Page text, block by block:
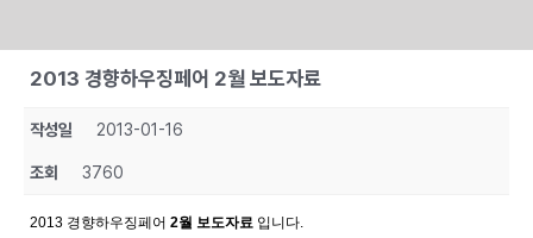
content
2013 경향하우징페어 2월 보도자료
작성일 2013-01-16
조회 3760
2013 경향하우징페어 2월 보도자료 입니다.